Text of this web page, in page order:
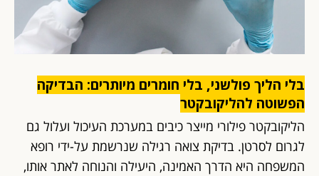
בלי הליך פולשני, בלי חומרים מיותרים: הבדיקה
הפשוטה להליקובקטר
הליקובקטר פילורי מייצר כיבים במערכת העיכול ועלול גם
לגרום לסרטן. בדיקת צואה רגילה שנרשמת על-ידי רופא
המשפחה היא הדרך האמינה, היעילה והנוחה לאתר אותו,